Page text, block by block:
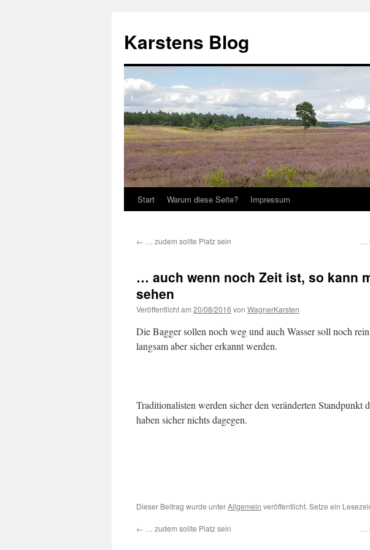
springen
Karstens Blog
Start Warum diese Seite? Impressum
← … zudem sollte Platz sein
… auch wenn noch Zeit ist, so kann
sehen
Veröffentlicht am 20/08/2016 von WagnerKarsten
Die Bagger sollen noch weg und auch Wasser soll noch
langsam aber sicher erkannt werden.
Traditionalisten werden sicher den veränderten Standpunkt
haben sicher nichts dagegen.
Dieser Beitrag wurde unterAllgemein veröffentlicht. Setze ein
← … zudem sollte Platz sein